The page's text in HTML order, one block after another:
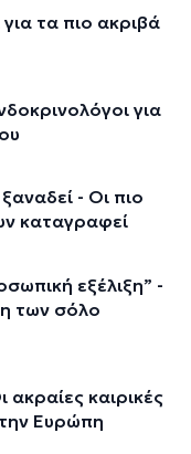
τα πιο ακριβά
για
- Οι πιο
καταγραφεί
εξέλιξη” -
των σόλο
ακραίες καιρικές
Ευρώπη